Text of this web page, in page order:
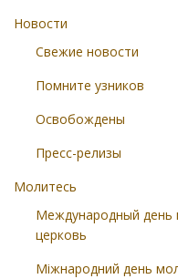
Новости
Свежие новости
Помните узников
Освобождены
Пресс-релизы
Молитесь
Международный день
церковь
Міжнародний день